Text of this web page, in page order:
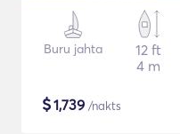
Buru jahta
12 ft
4 m
$1,739 /nakts